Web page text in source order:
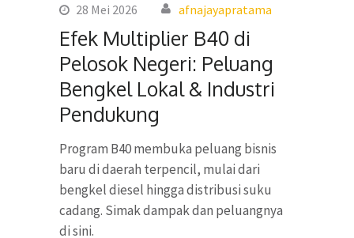
28 Mei 2026 afnajayapratama
Efek Multiplier B40 di
Pelosok Negeri: Peluang
Bengkel Lokal & Industri
Pendukung
Program B40 membuka peluang bisnis
baru di daerah terpencil, mulai dari
bengkel diesel hingga distribusi suku
cadang. Simak dampak dan peluangnya
di sini.